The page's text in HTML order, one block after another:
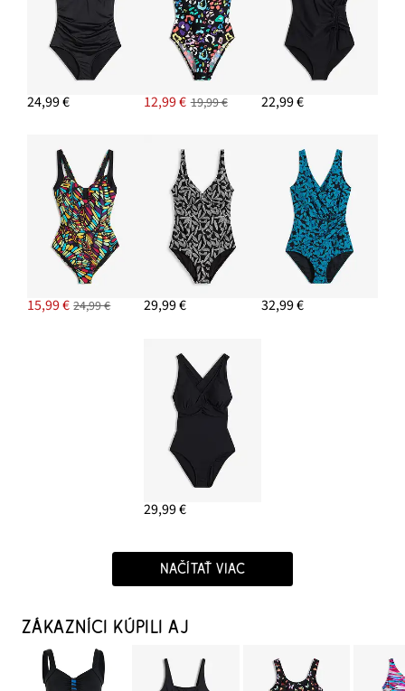
24,99 € 12,99 € 19,99 € 22,99 €
15,99 € 24,99 € 29,99 € 32,99 €
29,99 €
NAČÍTAŤ VIAC
ZÁKAZNÍCI KÚPILI AJ